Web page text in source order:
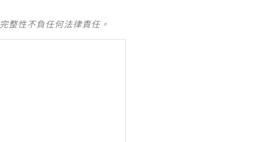
整性不負任何法律責任。